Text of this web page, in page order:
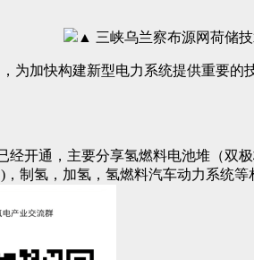
▲ 三峡乌兰察布源网荷储
加快构建新型电力系统提供重要的
经开通，主要分享氢燃料电池堆（双
制氢，加氢，氢燃料汽车动力系统